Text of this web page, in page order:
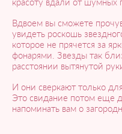
Вдвоем вы сможете
увидеть роскошь
которое не прячется за
фонарями. Звезды так
расстоянии вытянутой
И они сверкают только
Это свидание потом еще
напоминать вам о